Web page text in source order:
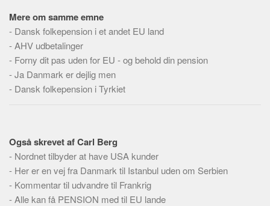
Statistik
Praktisk
Alle
Meta
Skribenter
Personer
Steder
Kilder
Mere om samme emne
- Dansk folkepension i et andet EU land
-AHV udbetalinger
- Forny dit pas uden for EU - og behold din pension
-Ja Danmark er dejlig men
- Dansk folkepension i Tyrkiet
Også skrevet af Carl Berg
- Nordnet tilbyder at have USA kunder
- Her er en vej fra Danmark til Istanbul uden om Serbien
- Kommentar til udvandre til Frankrig
-Alle kan få PENSION med til EU lande